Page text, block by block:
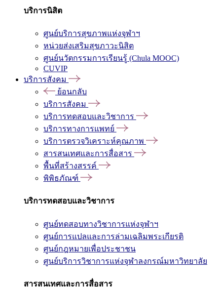
บริการนิสิต
ศูนย์บริการสุขภาพแห่งจุฬาฯ
หน่วยส่งเสริมสุขภาวะนิสิต
ศูนย์นวัตกรรมการเรียนรู้ (Chula MOOC)
CUVIP
บริการสังคม
ย้อนกลับ
บริการสังคม
บริการทดสอบและวิชาการ
บริการทางการแพทย์
บริการตรวจวิเคราะห์คุณภาพ
สารสนเทศและการสื่อสาร
พื้นที่สร้างสรรค์
พิพิธภัณฑ์
บริการทดสอบและวิชาการ
ศูนย์ทดสอบทางวิชาการแห่งจุฬาฯ
ศูนย์การแปลและการล่ามเฉลิมพระเกียรติ
ศูนย์กฎหมายเพื่อประชาชน
ศูนย์บริการวิชาการแห่งจุฬาลงกรณ์มหาวิทยาลัย
สารสนเทศและการสื่อสาร